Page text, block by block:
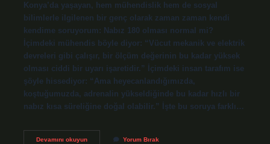
Konya’da yaşayan, hem mühendislik hem de sosyal
bilimlerle ilgilenen bir genç olarak zaman zaman kendi
kendime soruyorum: Nabız 180 olması normal mi?
İçimdeki mühendis böyle diyor: “Vücut mekanik ve elektrik
devreleri gibi çalışır, bir ölçüm değerinin bu kadar yüksek
olması ciddi bir uyarı işaretidir.” İçimdeki insan tarafım ise
şöyle hissediyor: “Ama heyecanlandığımızda,
koştuğumuzda, adrenalin yükseldiğinde bu kadar hızlı bir
nabız kısa süreliğine doğal olabilir.” İşte bu soruya farklı…
Devamını okuyunNabız
Yorum Bırak